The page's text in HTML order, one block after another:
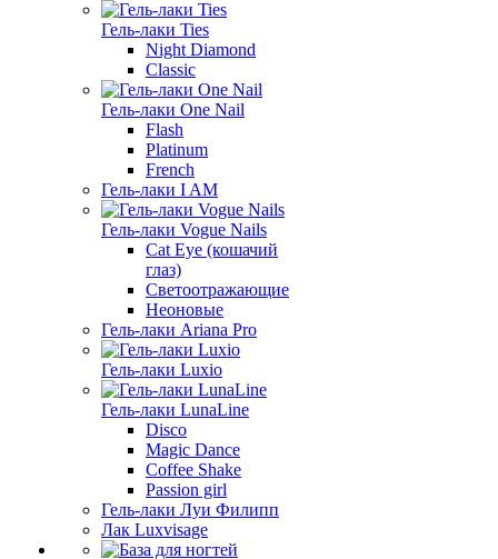
Гель-лаки Ties
Night Diamond
Classic
Гель-лаки One Nail
Flash
Platinum
French
Гель-лаки I AM
Гель-лаки Vogue Nails
Cat Eye (кошачий
глаз)
Светоотражающие
Неоновые
Гель-лаки Ariana Pro
Гель-лаки Luxio
Гель-лаки LunaLine
Disco
Magic Dance
Coffee Shake
Passion girl
Гель-лаки Луи Филипп
Лак Luxvisage